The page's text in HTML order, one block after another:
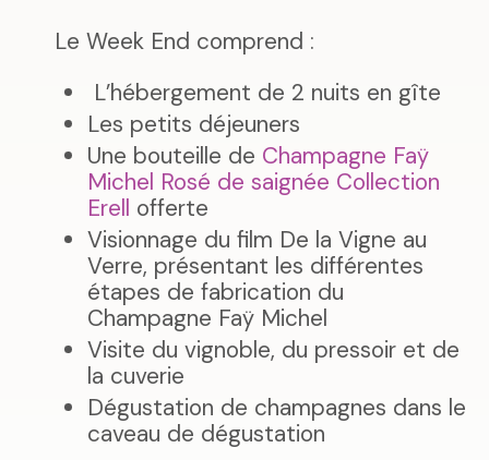
Le Week End comprend :
L’hébergement de 2 nuits en gîte
Les petits déjeuners
Une bouteille de Champagne Faÿ
Michel Rosé de saignée Collection
Erell offerte
Visionnage du film De la Vigne au
Verre, présentant les différentes
étapes de fabrication du
Champagne Faÿ Michel
Visite du vignoble, du pressoir et de
la cuverie
Dégustation de champagnes dans le
caveau de dégustation